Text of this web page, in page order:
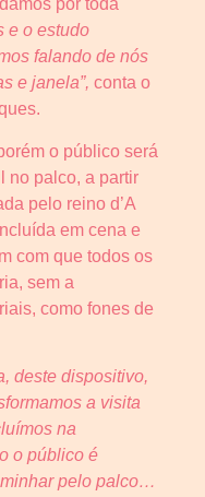
por toda
e o estudo
falando de nós
e janela”, conta o
o público será
no palco, a partir
pelo reino d’A
em cena e
com que todos os
sem a
como fones de
deste dispositivo,
a visita
na
o público é
pelo palco…